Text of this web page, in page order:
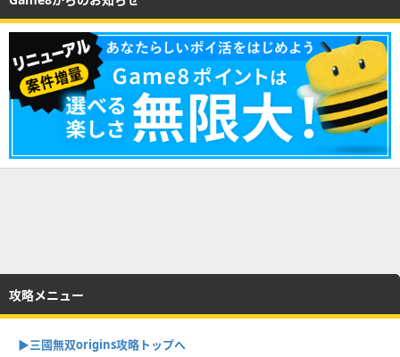
攻略メニュー
▶︎三國無双origins攻略トップへ